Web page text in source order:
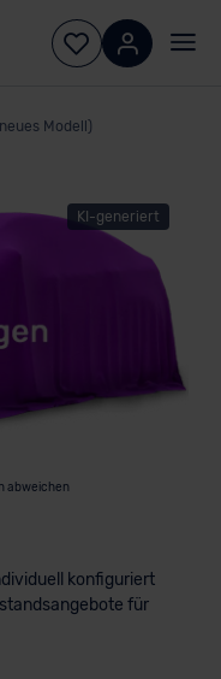
Modell)
KI-generiert
abweichen
konfiguriert
für